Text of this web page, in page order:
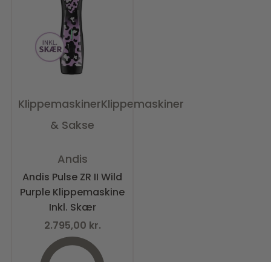
KlippemaskinerKlippemaskiner
& Sakse
Andis
Andis Pulse ZR II Wild
Purple Klippemaskine
Inkl. Skær
2.795,00 kr.